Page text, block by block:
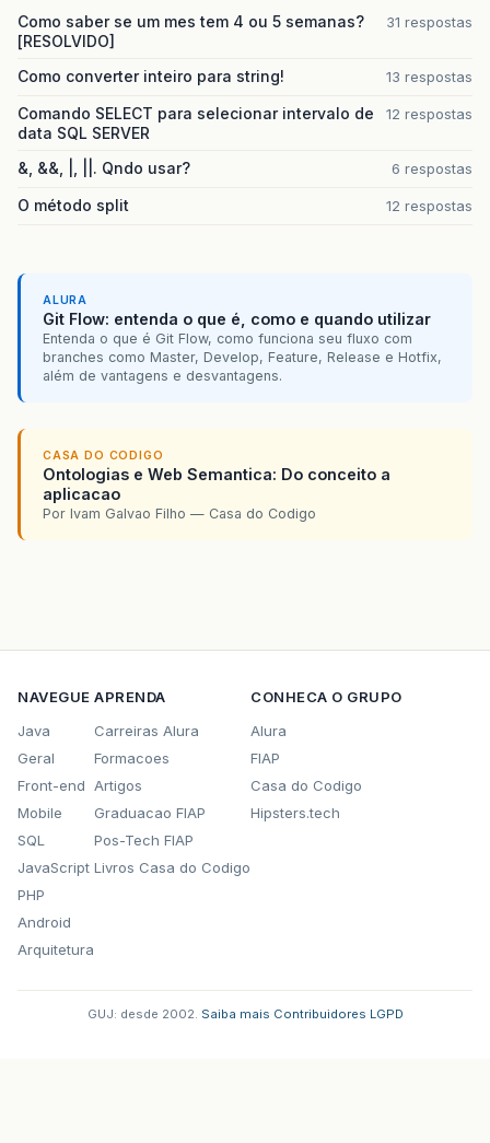
Como saber se um mes tem 4 ou 5 semanas?
[RESOLVIDO]
31 respostas
Como converter inteiro para string! 13 respostas
Comando SELECT para selecionar intervalo de
data SQL SERVER
12 respostas
&, &&, |, ||. Qndo usar? 6 respostas
O método split 12 respostas
ALURA
Git Flow: entenda o que é, como e quando utilizar
Entenda o que é Git Flow, como funciona seu fluxo com
branches como Master, Develop, Feature, Release e Hotfix,
além de vantagens e desvantagens.
CASA DO CODIGO
Ontologias e Web Semantica: Do conceito a
aplicacao
Por Ivam Galvao Filho — Casa do Codigo
NAVEGUE
Java
Geral
Front-end
Mobile
SQL
JavaScript
PHP
Android
Arquitetura
APRENDA
Carreiras Alura
Formacoes
Artigos
Graduacao FIAP
Pos-Tech FIAP
Livros Casa do Codigo
CONHECA O GRUPO
Alura
FIAP
Casa do Codigo
Hipsters.tech
GUJ: desde 2002. Saiba mais Contribuidores LGPD